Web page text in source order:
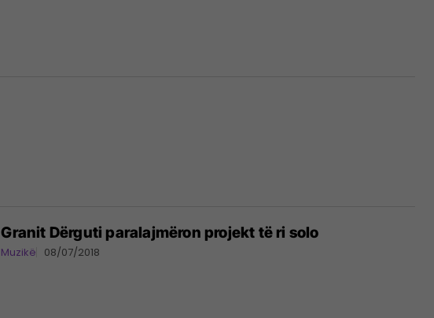
Granit Dërguti paralajmëron projekt të ri solo
Muzikë 08/07/2018